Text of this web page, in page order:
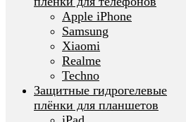
Apple iPhone
Samsung
Xiaomi
Realme
Techno
Защитные гидрогелевые
плёнки для планшетов